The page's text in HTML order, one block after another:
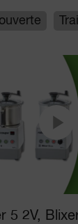
5 2V,